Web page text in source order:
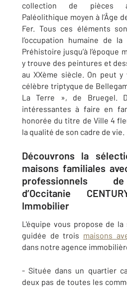
collection de pièces
Paléolithique moyen à l’Âge
Fer. Tous ces éléments
l’occupation humaine de
Préhistoire jusqu’à l’époque
y trouve des peintures et
au XXème siècle. On peut
célèbre triptyque de
La Terre », de Bruegel.
intéressantes à faire en
honorée du titre de Ville 4
la qualité de son cadre de vie.
Découvrons la
maisons familiales
professionnels
d’Occitanie
Immobilier
L'équipe vous propose de
guidée de trois maisons
dans notre agence
- Située dans un quartier
deux pas de toutes les